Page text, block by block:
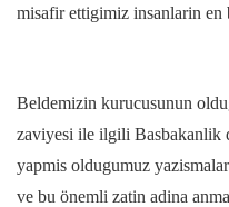
misafir ettigimiz insanlarin
Beldemizin kurucusunun
zaviyesi ile ilgili Basbakanlik
yapmis oldugumuz
ve bu önemli zatin adina